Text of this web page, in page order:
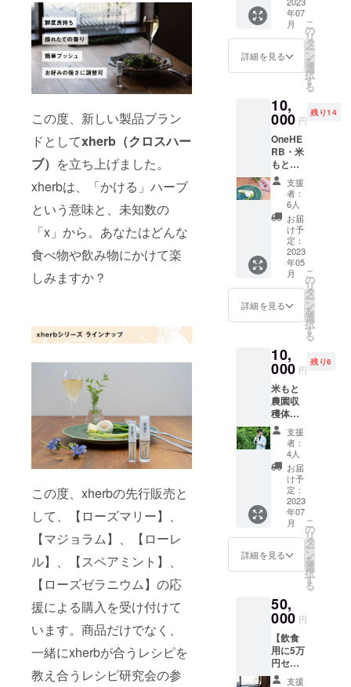
この度、新しい製品ブラン
ドとしてxherb（クロスハー
ブ） を立ち上げました。
xherbは、「かける」ハーブ
という意味と、未知数の
「x」から。あなたはどんな
食べ物や飲み物にかけて楽
しみますか？
この度、xherbの先行販売と
して、【ローズマリー】、
【マジョラム】、【ローレ
ル】、【スペアミント】、
【ローズゼラニウム】の応
援による購入を受け付けて
います。商品だけでなく、
一緒にxherbが合うレシピを
教え合うレシピ研究会の参
ローズ
ゼラニ
ウム
B：ロー
ズマ
ローズ
ゼラニ
C：スペ
アミン
ト、マ
ジョラ
ム、
ローレ
ル ■容
10ml（
約250
プッ
シュ相
当） ※
組み合
おりま
せん。
月、4月
の3回を
実施）
（xherb
ご購入
きま
す） ■
ライン
ナップ
ローズ
マ
リー、
スペア
ミン
ト、
ローズ
ゼラニ
ウム、
マジョ
ラム、
ローレ
ル ■容
プッ
シュ相
組み合
わせの
変更は
承って
おりま
せん。
年07
月
詳細を見る
こ
の
リ
タ
ー
ン
を
選
択
す
る
10,
000 円
残り14
OneHE
RB・米
もと農
園の観
光農場
ご招待
＋「未
発表
xherb
10ml」
を3種プ
レゼン
ト！
2023年
5月頃に
る当観
光農場
をご案
内しま
す（当
園まで
の交通
費や滞
在費は
ご負担
お願い
しま
す）。
そして
現在未
発表の
xherbが
す。
支援
者：
6人
お届
け予
定：
2023
年05
月
詳細を見る
こ
の
リ
タ
ー
ン
を
選
択
す
る
10,
000 円
残り6
米もと
農園収
穫体験
＋ 紀の
川市案
内ご招
待 紀の
川市ま
でお越
しいた
だき
（交通
費や旅
費はご
負担お
す）、
当園に
てフ
レッ
シュ
ハーブ
の収穫
支援
者：
4人
お届
け予
定：
2023
年07
月
詳細を見る
こ
の
リ
タ
ー
ン
を
選
択
す
る
50,
000 円
【飲食
用に5万
円セッ
ト】 お
支援